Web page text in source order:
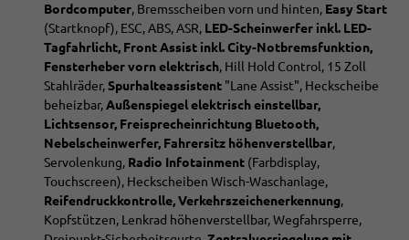
Bordcomputer, Bremsscheiben vorn und hinten, Easy Start
(Startknopf), ESC, ABS, ASR, LED-Scheinwerfer inkl. LED-
Tagfahrlicht, Front Assist inkl. City-Notbremsfunktion,
Fensterheber vorn elektrisch, Hill Hold Control, 15 Zoll
Stahlräder,Spurhalteassistent "Lane Assist", Heckscheibe
beheizbar,Außenspiegel elektrisch einstellbar,
Lichtsensor, Freisprecheinrichtung Bluetooth,
Nebelscheinwerfer, Fahrersitz höhenverstellbar,
Servolenkung, Radio Infotainment (Farbdisplay,
Touchscreen), Heckscheiben Wisch-Waschanlage,
Reifendruckkontrolle, Verkehrszeichenerkennung,
Kopfstützen, Lenkrad höhenverstellbar, Wegfahrsperre,